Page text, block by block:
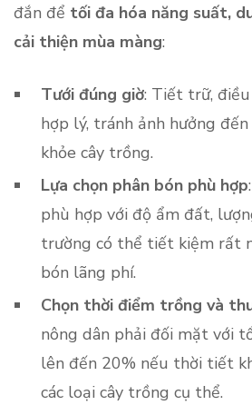
đắn để tối đa hóa năng suất,
cải thiện mùa màng:
Tưới đúng giờ: Tiết trữ,
hợp lý, tránh ảnh hưởng
khỏe cây trồng.
Lựa chọn phân bón phù hợp
phù hợp với độ ẩm đất,
trường có thể tiết kiệm rất
bón lãng phí.
Chọn thời điểm trồng và
nông dân phải đối mặt với
lên đến 20% nếu thời tiết
các loại cây trồng cụ thể.